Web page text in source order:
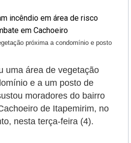
próxima a condomínio e posto
uma área de vegetação
e a um posto de
moradores do bairro
de Itapemirim, no
nesta terça-feira (4).